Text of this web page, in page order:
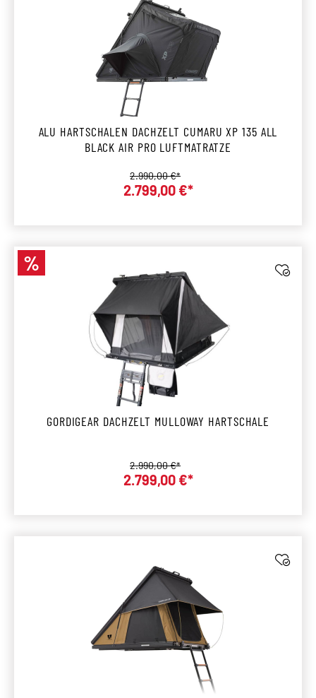
ALU HARTSCHALEN DACHZELT CUMARU XP 135 ALL
BLACK AIR PRO LUFTMATRATZE
Verkaufspreis:
2.799,00 €*
Regulärer Preis:
2.990,00 €*
Rabatt
%
GORDIGEAR DACHZELT MULLOWAY HARTSCHALE
Verkaufspreis:
2.799,00 €*
Regulärer Preis:
2.990,00 €*